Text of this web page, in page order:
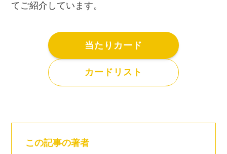
てご紹介しています。
当たりカード
カードリスト
この記事の著者